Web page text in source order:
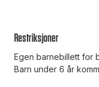
Restriksjoner
Egen barnebillett for
Barn under 6 år